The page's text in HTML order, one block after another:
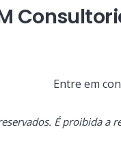
Entre em
É proibida a